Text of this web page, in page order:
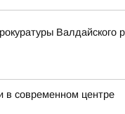
в современном центре